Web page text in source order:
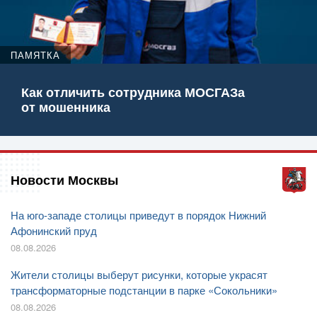
ПАМЯТКА
Как отличить сотрудника МОСГАЗа
от мошенника
Новости Москвы
На юго-западе столицы приведут в порядок Нижний
Афонинский пруд
08.08.2026
Жители столицы выберут рисунки, которые украсят
трансформаторные подстанции в парке «Сокольники»
08.08.2026